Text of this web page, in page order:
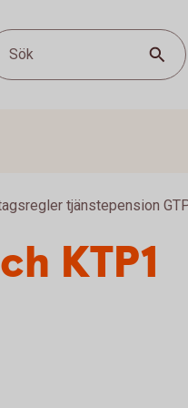
Sök
tjänstepension
KTP1